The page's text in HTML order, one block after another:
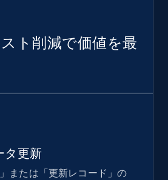
Hashtags, Num
Likes, Photos, and
ト削減で価値を最
タ更新
または「更新レコード」の